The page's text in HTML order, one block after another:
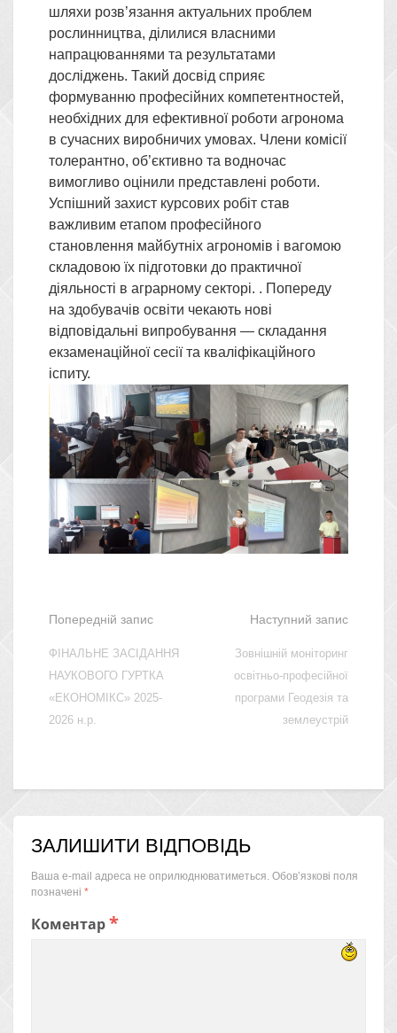
шляхи розв’язання актуальних проблем
рослинництва, ділилися власними
напрацюваннями та результатами
досліджень. Такий досвід сприяє
формуванню професійних компетентностей,
необхідних для ефективної роботи агронома
в сучасних виробничих умовах. Члени комісії
толерантно, об’єктивно та водночас
вимогливо оцінили представлені роботи.
Успішний захист курсових робіт став
важливим етапом професійного
становлення майбутніх агрономів і вагомою
складовою їх підготовки до практичної
діяльності в аграрному секторі. . Попереду
на здобувачів освіти чекають нові
відповідальні випробування — складання
екзаменаційної сесії та кваліфікаційного
іспиту.
Попередній запис
ФІНАЛЬНЕ ЗАСІДАННЯ
НАУКОВОГО ГУРТКА
«ЕКОНОМІКС» 2025-
2026 н.р.
Наступний запис
Зовнішній моніторинг
освітньо-професійної
програми Геодезія та
землеустрій
ЗАЛИШИТИ ВІДПОВІДЬ
Ваша e-mail адреса не оприлюднюватиметься. Обов’язкові поля
позначені *
Коментар*